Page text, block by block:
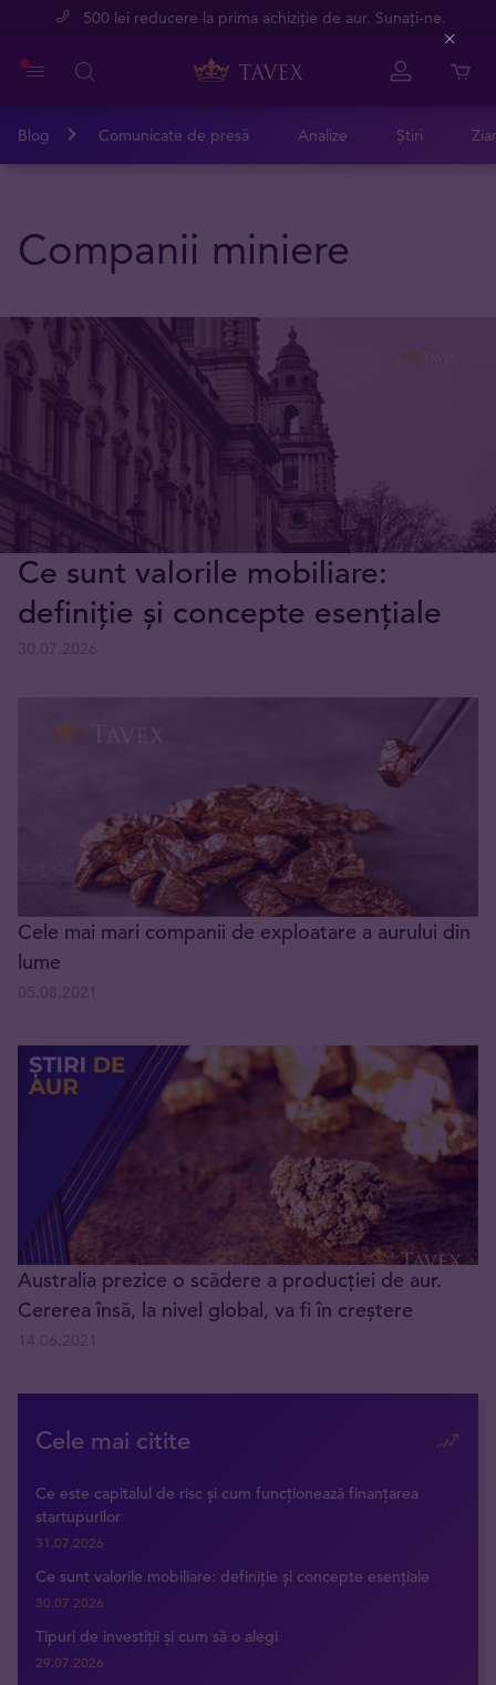
500 lei reducere la prima achiziție de aur. Sunați-ne.
Blog Comunicate de presă Analize Știri
Companii miniere
Ce sunt valorile mobiliare:
definiție și concepte esențiale
Cele mai mari companii de exploatare a aurului din
lume
Australia prezice o scădere a producției de aur.
Cererea însă, la nivel global, va fi în creștere
Cele mai citite
Ce este capitalul de risc și cum funcționează finanțarea
startupurilor
31.07.2026
Ce sunt valorile mobiliare: definiție și concepte esențiale
30.07.2026
Tipuri de investiții și cum să o alegi
29.07.2026
Close